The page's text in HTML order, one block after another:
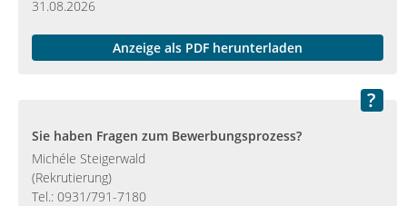
31.08.2026
Anzeige als PDF herunterladen
Sie haben Fragen zum Bewerbungsprozess?
Michéle Steigerwald
(Rekrutierung)
Tel.: 0931/791-7180